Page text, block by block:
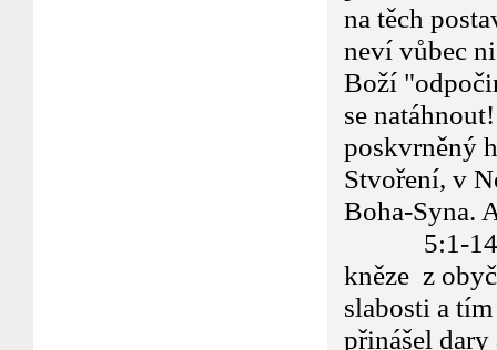
na těch
neví vůbec
Boží
se
poskvrněný
Stvoření, v
Boha-Syna.
5:1-14...
kněze z
slabosti a
přinášel